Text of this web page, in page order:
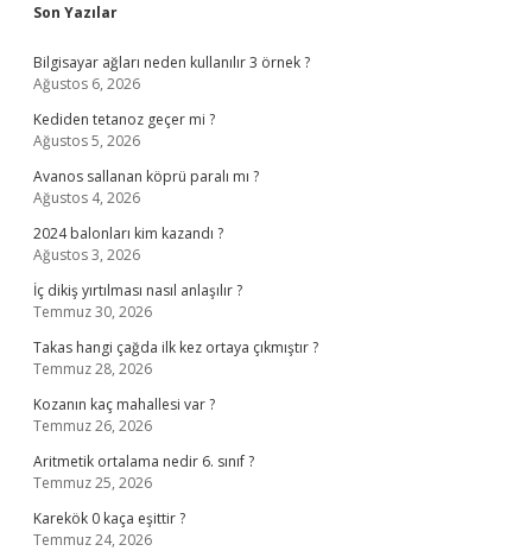
Son Yazılar
Bilgisayar ağları neden kullanılır 3 örnek ?
Ağustos 6, 2026
Kediden tetanoz geçer mi ?
Ağustos 5, 2026
Avanos sallanan köprü paralı mı ?
Ağustos 4, 2026
2024 balonları kim kazandı ?
Ağustos 3, 2026
İç dikiş yırtılması nasıl anlaşılır ?
Temmuz 30, 2026
Takas hangi çağda ilk kez ortaya çıkmıştır ?
Temmuz 28, 2026
Kozanın kaç mahallesi var ?
Temmuz 26, 2026
Aritmetik ortalama nedir 6. sınıf ?
Temmuz 25, 2026
Karekök 0 kaça eşittir ?
Temmuz 24, 2026